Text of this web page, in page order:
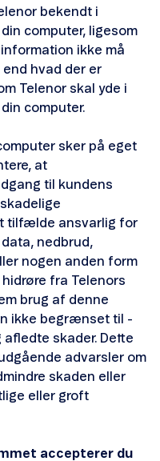
bekendt i
computer, ligesom
ikke må
hvad der er
Telenor skal yde i
computer.
sker på eget
at
til kundens
tilfælde ansvarlig for
nedbrud,
nogen anden form
fra Telenors
brug af denne
ikke begrænset til -
skader. Dette
advarsler om
skaden eller
eller groft
accepterer du